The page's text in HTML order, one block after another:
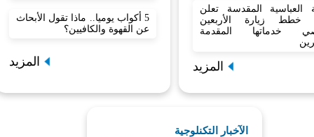
العباسية المقدسة تعلن
خطط زيارة الأربعين
خدماتها المقدمة
المزيد
5 أكواب يوميا.. ماذا تقول الأبحاث
عن القهوة والكافيين؟
المزيد
الآخبار التكنلوجية